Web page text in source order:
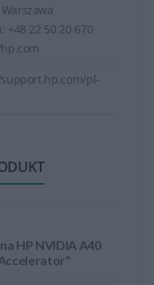
+48 22 50 20 670
pl-
HP NVIDIA A40